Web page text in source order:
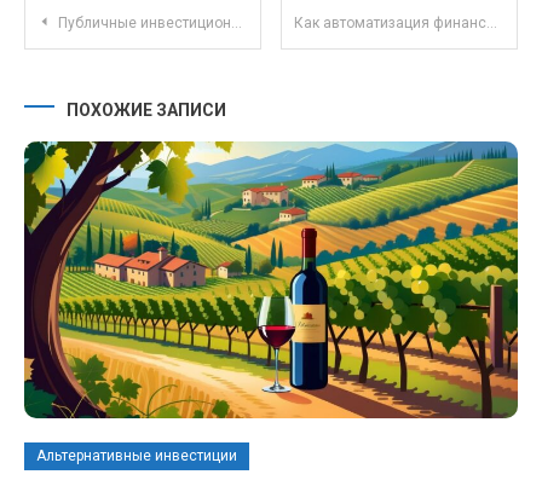
Навигация по записям
Публичные инвестиционные платформы: как выбрать безопасную и прибыльную онлайн-экосистему Как автоматизация финансов помогает сохранить и приумножить личные сбережения в цифровую эру
ПОХОЖИЕ ЗАПИСИ
Альтернативные инвестиции